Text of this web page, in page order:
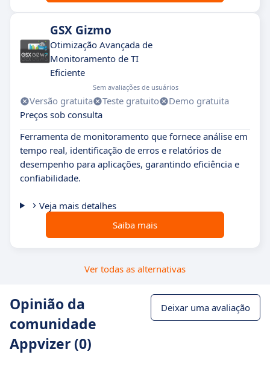
GSX Gizmo
Otimização Avançada de
Monitoramento de TI
Eficiente
Sem avaliações de usuários
Versão gratuita Teste gratuito
Demo gratuita
Preços sob consulta
Ferramenta de monitoramento que fornece análise em
tempo real, identificação de erros e relatórios de
desempenho para aplicações, garantindo eficiência e
confiabilidade.
Veja mais detalhes
Saiba mais
Ver todas as alternativas
Opinião da
comunidade
Appvizer (0)
Deixar uma avaliação